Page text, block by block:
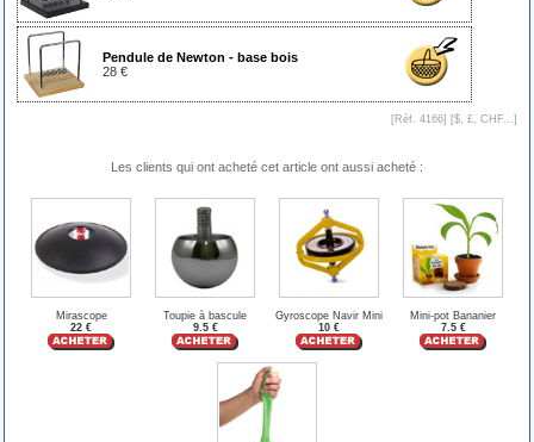
Pendule de Newton - base bois
28 €
[Réf. 4166] [$, £, CHF... ]
Les clients qui ont acheté cet article ont aussi acheté :
Mirascope
22 €
Toupie à bascule
9.5 €
Gyroscope Navir Mini
10 €
Mini-pot Bananier
7.5 €